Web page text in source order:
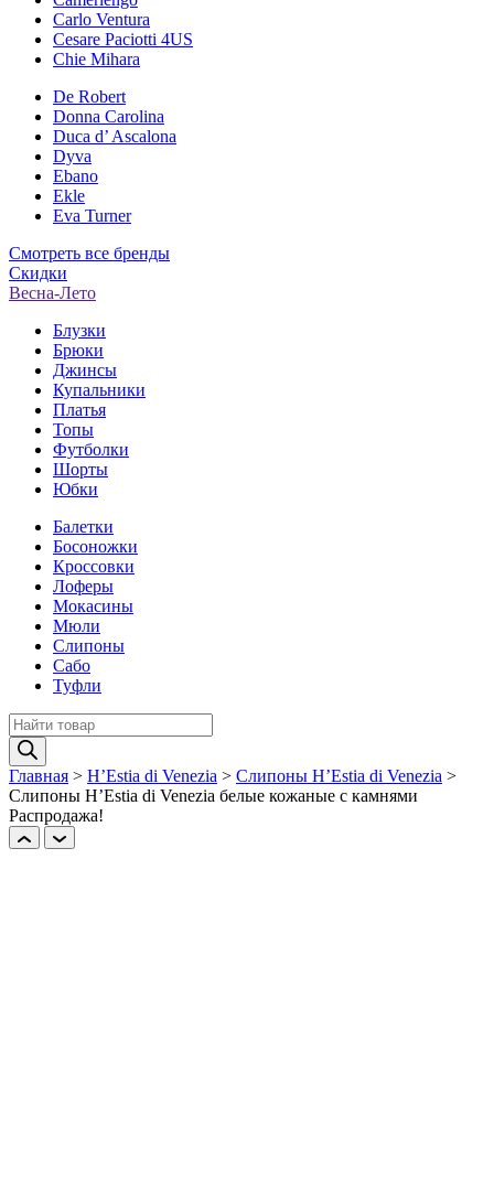
Carlo Ventura
Cesare Paciotti 4US
Chie Mihara
De Robert
Donna Carolina
Duca d’ Ascalona
Dyva
Ebano
Ekle
Eva Turner
Смотреть все бренды
Скидки
Весна-Лето
Блузки
Брюки
Джинсы
Купальники
Платья
Топы
Футболки
Шорты
Юбки
Балетки
Босоножки
Кроссовки
Лоферы
Мокасины
Мюли
Слипоны
Сабо
Туфли
Поиск
товаров
Главная > H’Estia di Venezia > Слипоны H’Estia di Venezia >
Слипоны H’Estia di Venezia белые кожаные с камнями
Распродажа!